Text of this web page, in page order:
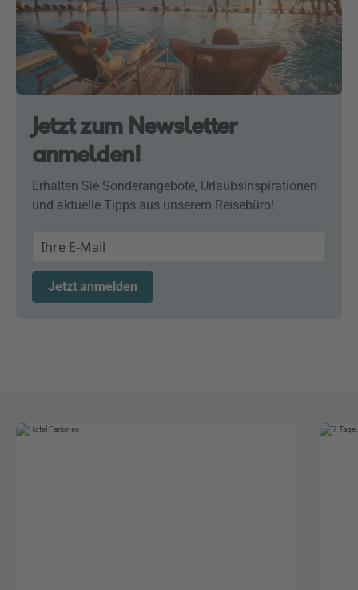
Jetzt zum Newsletter
anmelden!
Erhalten Sie Sonderangebote, Urlaubsinspirationen
und aktuelle Tipps aus unserem Reisebüro!
Jetzt anmelden